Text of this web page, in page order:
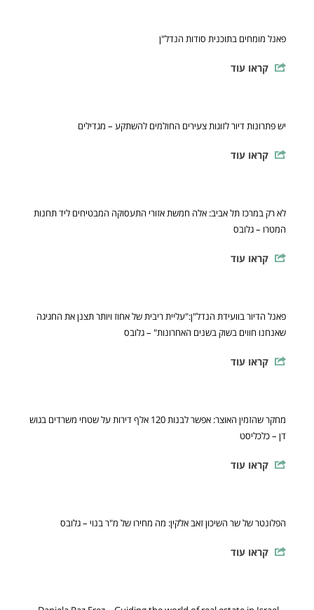
פאנל מומחים בתוכנית סודות הנדל"ן
קראו עוד
יש פתרונות דיור לזוגות צעירים החולמים להשתקע – מגדילים
קראו עוד
לא רק במרכז תל אביב: אלה חמשת אזורי התעסוקה המבטיחים ליד תחנות
המטרו – גלובס
קראו עוד
פאנל הדיור בוועידת הנדל"ן:"עליית ריבית של אחוז ויותר תצנן את החגיגה
שאנחנו חווים בשוק בשנים האחרונות" – גלובס
קראו עוד
מחקר שהזמין האוצר: אפשר לבנות 120 אלף דירות על שטחי משרדים בגוש
דן – כלכליסט
קראו עוד
הפלונטר של שר השיכון זאב אלקין: מה מחירו של מ"ר בנוי – גלובס
קראו עוד